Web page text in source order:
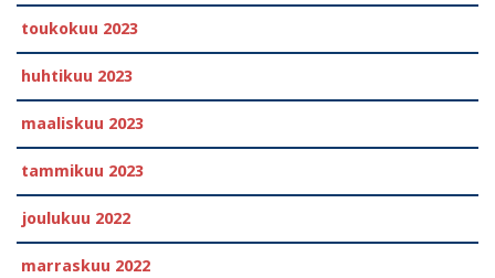
toukokuu 2023
huhtikuu 2023
maaliskuu 2023
tammikuu 2023
joulukuu 2022
marraskuu 2022